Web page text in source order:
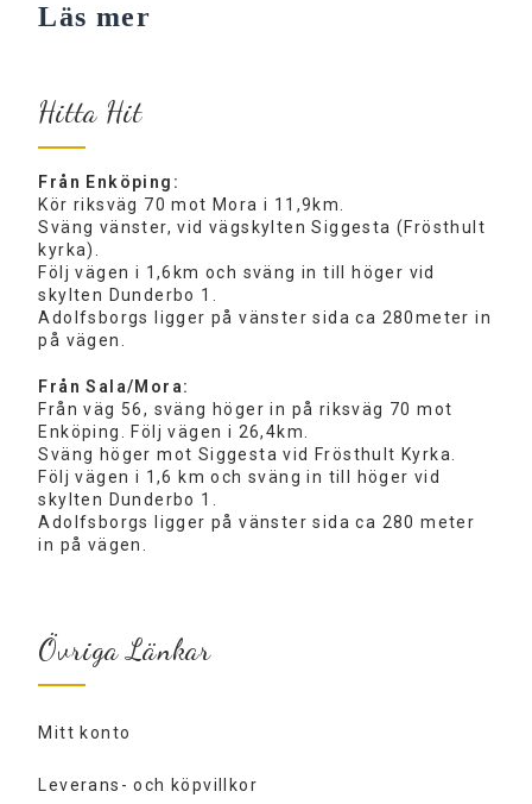
Läs mer
Hitta Hit
Från Enköping:
Kör riksväg 70 mot Mora i 11,9km.
Sväng vänster, vid vägskylten Siggesta (Frösthult
kyrka).
Följ vägen i 1,6km och sväng in till höger vid
skylten Dunderbo 1.
Adolfsborgs ligger på vänster sida ca 280meter in
på vägen.
Från Sala/Mora:
Från väg 56, sväng höger in på riksväg 70 mot
Enköping. Följ vägen i 26,4km.
Sväng höger mot Siggesta vid Frösthult Kyrka.
Följ vägen i 1,6 km och sväng in till höger vid
skylten Dunderbo 1.
Adolfsborgs ligger på vänster sida ca 280 meter
in på vägen.
Övriga Länkar
Mitt konto
Leverans- och köpvillkor